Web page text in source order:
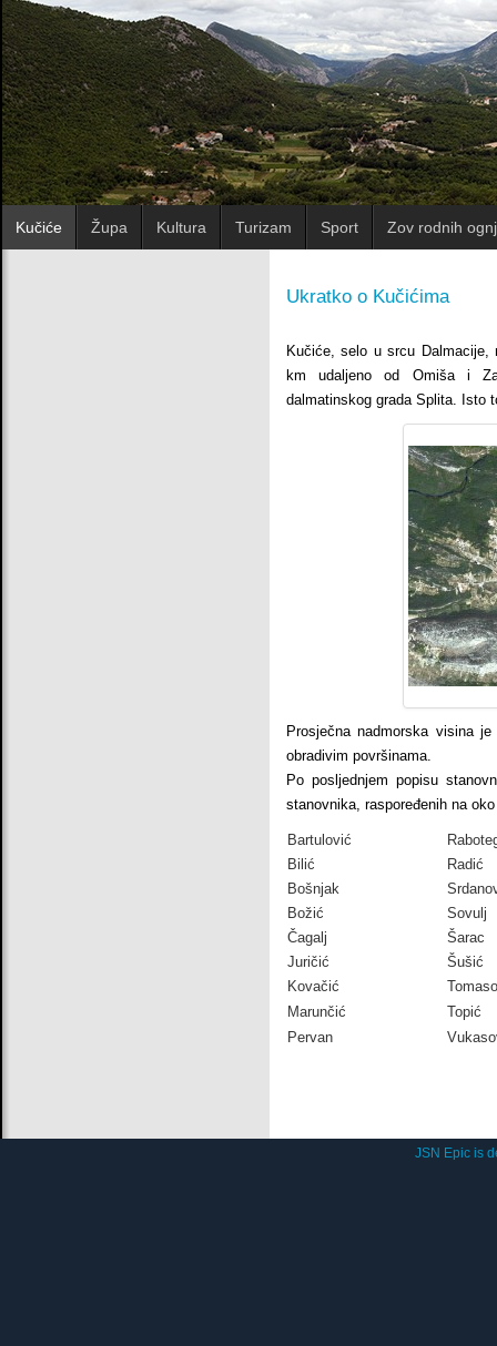
Kučiće Župa Kultura Turizam Sport Zov rodnih
Ukratko o Kučićima
Kučiće, selo u srcu
km udaljeno od Omiša i
dalmatinskog grada Splita. Isto
Prosječna nadmorska visina
obradivim površinama.
Po posljednjem popisu
stanovnika, raspoređenih na
Bartulović
Bilić
Radić
Bošnjak
Božić
Sovulj
Čagalj
Šarac
Juričić
Šušić
Kovačić
Marunčić
Topić
Pervan
JSN Epic is